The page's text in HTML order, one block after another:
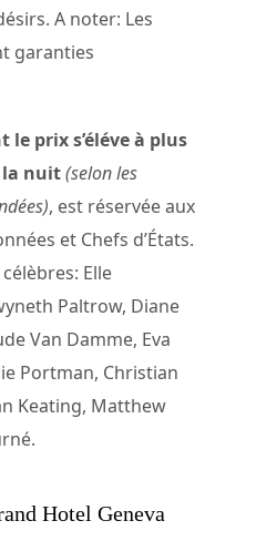
A noter: Les
garanties
le prix s’éléve à plus
la nuit(selon les
, est réservée aux
et Chefs d’États.
Elle
Paltrow, Diane
Van Damme, Eva
Portman, Christian
Keating, Matthew
Hotel Geneva